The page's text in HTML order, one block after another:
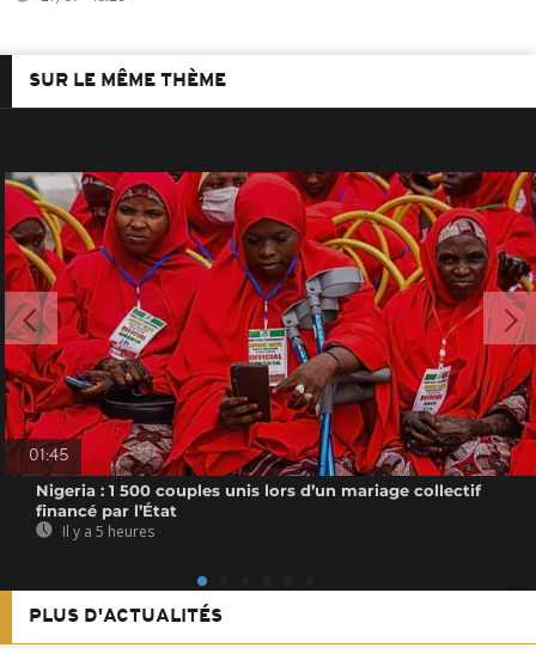
SUR LE MÊME THÈME
01:45
Nigeria : 1 500 couples unis lors d’un mariage collectif
financé par l’État
Il y a 5 heures
PLUS D'ACTUALITÉS